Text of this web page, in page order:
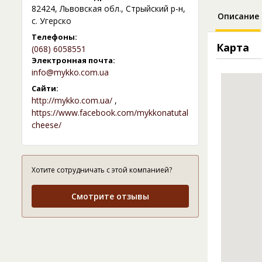
82424, Львовская обл., Стрыйский р-н,
с. Угерско
Телефоны:
(068) 6058551
Электронная почта:
info@mykko.com.ua
Сайти:
http://mykko.com.ua/ ,
https://www.facebook.com/mykkonatutal
cheese/
Хотите сотрудничать с этой компанией?
Смотрите отзывы
Описание
Карта